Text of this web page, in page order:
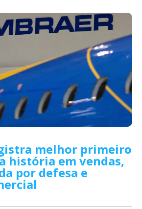
melhor primeiro
história em vendas,
por defesa e